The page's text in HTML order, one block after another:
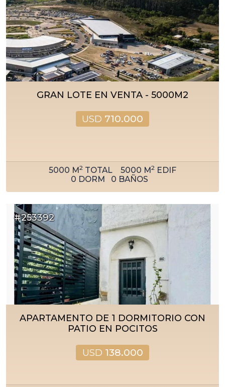
GRAN LOTE EN VENTA - 5000M2
USD 710.000
5000 M2 TOTAL 5000 M2 EDIF
0 DORM 0 BAÑOS
#253392
APARTAMENTO DE 1 DORMITORIO CON
PATIO EN POCITOS
USD 138.000